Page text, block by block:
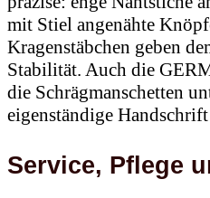
mit Stiel angenähte
Kragenstäbchen geben
Stabilität. Auch die
die Schrägmanschetten
eigenständige Handschrift
Service, Pflege